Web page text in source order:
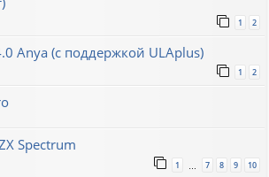
1 2
Anya (с поддержкой ULAplus)
1 2
Spectrum
1 7 8 9 10